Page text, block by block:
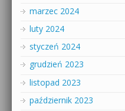
marzec 2024
luty 2024
styczeń 2024
grudzień 2023
listopad 2023
październik 2023